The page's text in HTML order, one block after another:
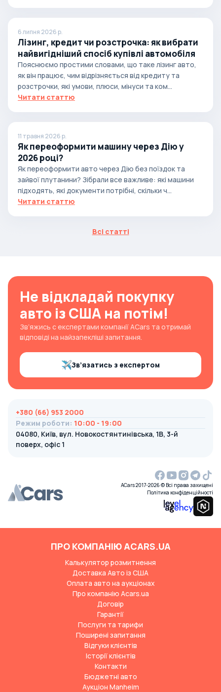
6 липня 2026 р.
Лізинг, кредит чи розстрочка: як вибрати
найвигідніший спосіб купівлі автомобіля
Пояснюємо простими словами, що таке лізинг авто,
як він працює, чим відрізняється від кредиту та
розстрочки, які умови, плюси, мінуси та ком...
Читати статтю
11 травня 2026 р.
Як переоформити машину через Дію у
2026 році?
Як переоформити авто через Дію без поїздок та
зайвої плутанини? Зібрали все важливе: які машини
підходять, які документи потрібні, скільки ч...
Читати статтю
Всі статті
Не відкладай покупку
авто із США на потім!
Зв’яжись с експертами компанії ACars та отримай
відповіді на найзапекліші запитання.
Зв’язатись з експертом
+380 (66) 953 2000
Режим роботи: 10:00 - 19:00
04080, Київ, вул. Новокостянтинівська, 1В, 3-й
поверх, офіс 1
ACars 2017-2026 © Всі права захищені
Політика конфіденційності
ПРО КОМПАНІЮ ACARS.UA
Калькулятор розмитнення
Доставка Авто із США
Оплата авто на аукціонах
Про компанію Acars.ua
Договір
Гарантії
Послуги та тарифи
Поширені запитання
Відгуки клієнтів
Історії клієнтів
Контакти
Бюджетні авто
Аукціон Manheim